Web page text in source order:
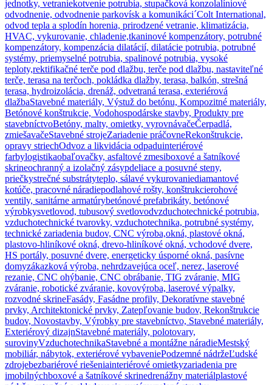
jednotky, vetraniekotvenie potrubia, stupačková konzolalíniové
odvodnenie, odvodnenie parkovísk a komunikáci´Colt International,
odvod tepla a splodín horenia, prirodzené vetranie, klimatizácia,
HVAC, vykurovanie, chladenie,tkaninové kompenzátory, potrubné
kompenzátory, kompenzácia dilatácií, dilatácie potrubia, potrubné
systémy, priemyselné potrubia, spalinové potrubia, vysoké
teploty,rektifikačné terče pod dlažbu, terče pod dlažbu, nastaviteľné
terče, terasa na terčoch, pokládka dlažby, terasa, balkón, strešná
terasa, hydroizolácia, drenáž, odvetraná terasa, exteriérová
dlažbaStavebné materiály, Výstuž do betónu, Kompozitné materiály,
Betónové konštrukcie, Vodohospodárske stavby, Produkty pre
stavebníctvoBetóny, malty, omietky, vyrovnávačeČerpadlá,
zmiešavačeStavebné strojeZariadenie práčovneRekonštrukcie,
opravy striechOdvoz a likvidácia odpaduinteriérové
farbylogistikaobaľovačky, asfaltové zmesiboxové a šatníkové
skrineochranný a izolačný zásypdeliace a posuvné steny,
priečkystrečné substrátyteplo, sálavé vykurovaniediamantové
kotúče, pracovné náradiepodlahové rošty, konštrukcierohové
ventily, sanitárne armatúrybetónové prefabrikáty, betónové
výrobkysvetlovod, tubusový svetlovodvzduchotechnické potrubia,
vzduchotechnické tvarovky, vzduchotechnika, potrubné systémy,
technické zariadenia budov, CNC výroba,okná, plastové okná,
plastovo-hliníkové okná, drevo-hliníkové okná, vchodové dvere,
HS portály, posuvné dvere, energeticky úsporné okná, pasívne
domyzákazková výroba, nehrdzavejúca oceľ, nerez, laserové
rezanie, CNC ohýbanie, CNC obrábanie, TIG zváranie, MIG
zváranie, robotické zváranie, kovovýroba, laserové výpalky,
rozvodné skrineFasády, Fasádne profily, Dekoratívne stavebné
prvky, Architektonické prvky, Zatepľovanie budov, Rekonštrukcie
budov, Novostavby, Výrobky pre stavebníctvo, Stavebné materiály,
Exteriérový dizajnStavebné materiály, polotovary,
surovinyVzduchotechnikaStavebné a montážne náradieMestský
mobiliár, nábytok, exteriérové vybaveniePodzemné nádržeĽudské
zdrojebezbariérové riešeniainteriérové omietkyzariadenia pre
imobilnýchboxové a šatníkové skrinedrenážny materiálplastové